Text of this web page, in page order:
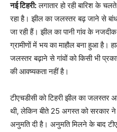
नई टिहरी:लगातार हो रही बारिश के
रहा है। झील का जलस्तर बढ़ जाने से बांध
जा रही हैं। झील का पानी गांव के
ग्रामीणों में भय का माहौल बना हुआ है।
जलस्तर बढ़ाने से गांवों को किसी भी
की आवष्यकता नहीं है।
टीएचडीसी को टिहरी झील का
थी, लेकिन बीते 25 अगस्त को सरकार
अनुमति दी है। अनुमति मिलने के बाद